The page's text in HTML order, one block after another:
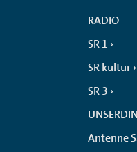
RADIO
SR 1
SR kultur
SR 3
Antenne